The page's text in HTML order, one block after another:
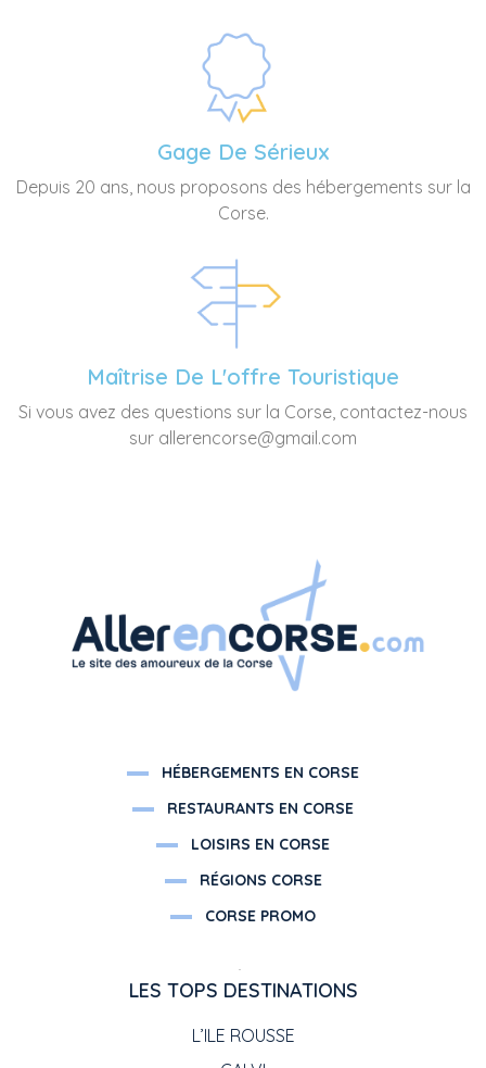
Gage De Sérieux
Depuis 20 ans, nous proposons des hébergements sur la
Corse.
Maîtrise De L'offre Touristique
Si vous avez des questions sur la Corse, contactez-nous
sur allerencorse@gmail.com
HÉBERGEMENTS EN CORSE
RESTAURANTS EN CORSE
LOISIRS EN CORSE
RÉGIONS CORSE
CORSE PROMO
LES TOPS DESTINATIONS
L’ILE ROUSSE